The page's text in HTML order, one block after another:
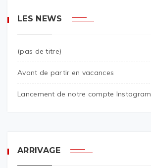
LES NEWS
(pas de titre)
Avant de partir en vacances
Lancement de notre compte Instagram
ARRIVAGE